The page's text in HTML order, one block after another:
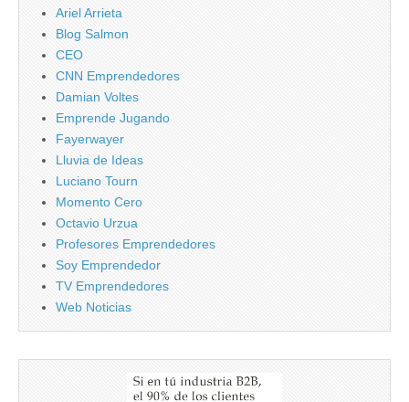
Ariel Arrieta
Blog Salmon
CEO
CNN Emprendedores
Damian Voltes
Emprende Jugando
Fayerwayer
Lluvia de Ideas
Luciano Tourn
Momento Cero
Octavio Urzua
Profesores Emprendedores
Soy Emprendedor
TV Emprendedores
Web Noticias